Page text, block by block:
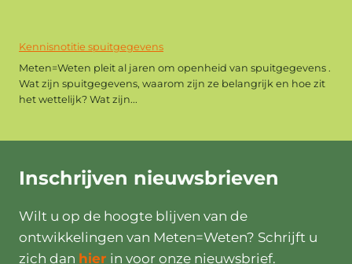
Kennisnotitie spuitgegevens
Meten=Weten pleit al jaren om openheid van spuitgegevens .
Wat zijn spuitgegevens, waarom zijn ze belangrijk en hoe zit
het wettelijk? Wat zijn...
Inschrijven nieuwsbrieven
Wilt u op de hoogte blijven van de
ontwikkelingen van Meten=Weten? Schrijft u
zich dan hier in voor onze nieuwsbrief.